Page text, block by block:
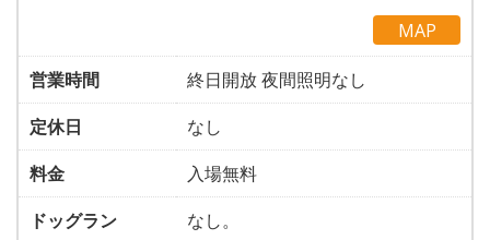
MAP
営業時間
終日開放 夜間照明なし
定休日
なし
料金
入場無料
ドッグラン
なし。